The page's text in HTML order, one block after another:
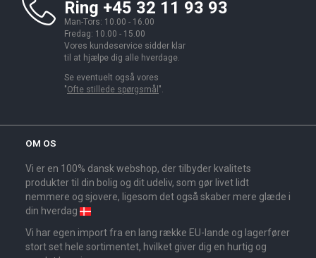
Ring +45 32 11 93 93
Man-Tors: 10.00 - 16.00
Fredag: 10.00 - 15.00
Vores kundeservice sidder klar
til at hjælpe dig alle hverdage.
Se eventuelt også vores
"Ofte stillede spørgsmål ".
OM OS
Vi er en 100% dansk webshop, der tilbyder kvalitets
produkter til din bolig og dit udeliv, som gør livet lidt
nemmere og sjovere, ligesom det også skaber mere glæde i
din hverdag
Vi har egen import fra en lang række EU-lande og lagerfører
stort set hele sortimentet, hvilket giver dig en hurtig og